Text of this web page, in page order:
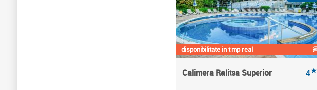
disponibilitate in timp real
Calimera Ralitsa Superior 4★